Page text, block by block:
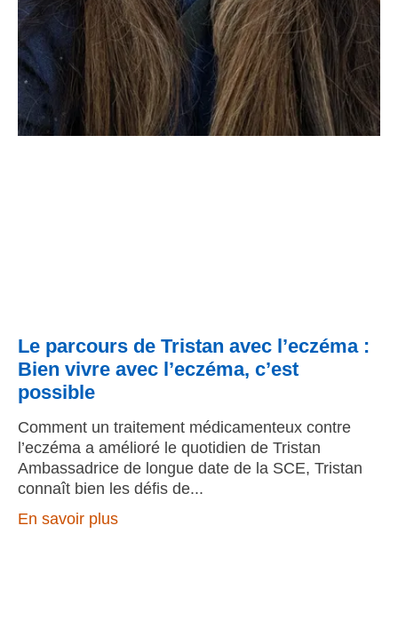
Le parcours de Tristan avec l’eczéma :
Bien vivre avec l’eczéma, c’est
possible
Comment un traitement médicamenteux contre
l’eczéma a amélioré le quotidien de Tristan
Ambassadrice de longue date de la SCE, Tristan
connaît bien les défis de
En savoir plus